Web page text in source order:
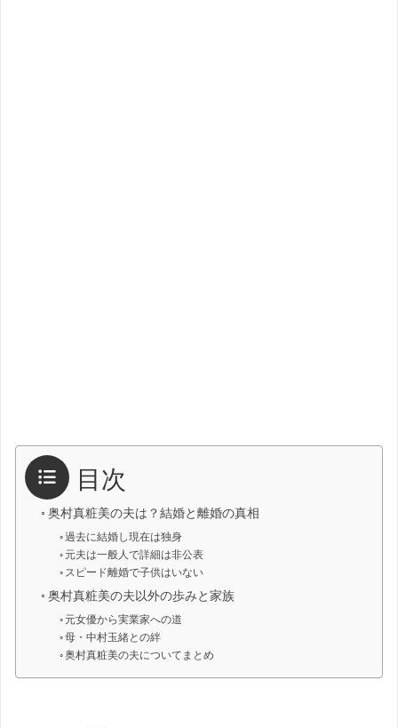
目次
奥村真粧美の夫は？結婚と離婚の真相
過去に結婚し現在は独身
元夫は一般人で詳細は非公表
スピード離婚で子供はいない
奥村真粧美の夫以外の歩みと家族
元女優から実業家への道
母・中村玉緒との絆
奥村真粧美の夫についてまとめ